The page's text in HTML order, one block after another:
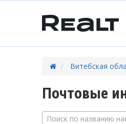
Витебская
Почтовые
Поиск по названию